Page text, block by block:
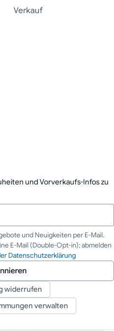
Verkauf
und Vorverkaufs-Infos zu
und Neuigkeiten per E-Mail.
E-Mail (Double-Opt-in); abmelden
Datenschutzerklärung
widerrufen
verwalten